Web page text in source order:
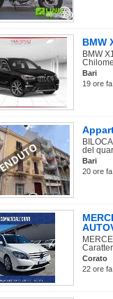
BMW
BMW
Bari
19 ore
del
Bari
20 ore
Corato
22 ore